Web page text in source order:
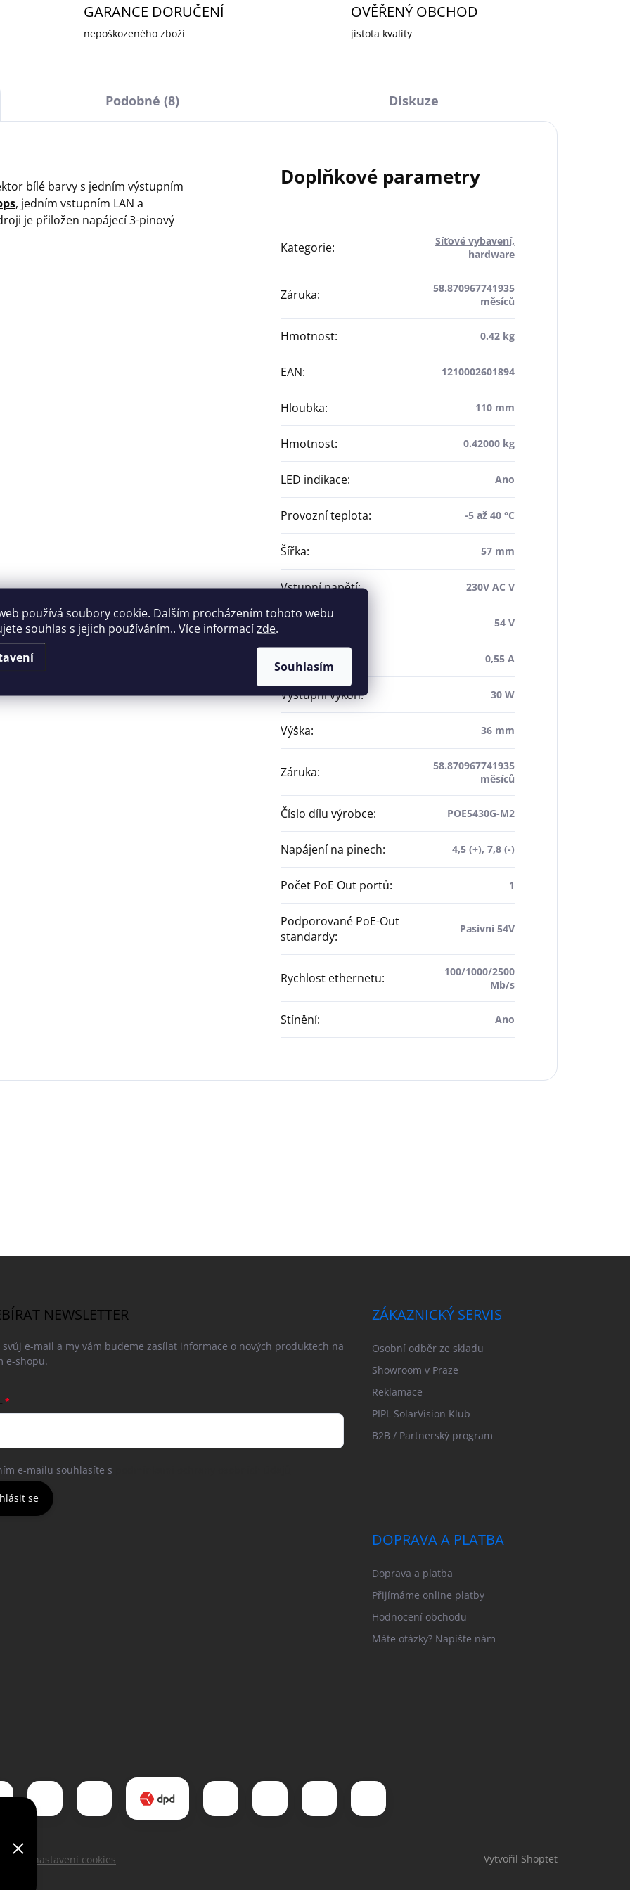
používá soubory cookie. Dalším procházením tohoto webu
souhlas s jejich používáním.. Více informacízde.
Souhlasím
GARANCE DORUČENÍ
nepoškozeného zboží
OVĚŘENÝ OBCHOD
jistota kvality
Podobné (8) Diskuze
bílé barvy s jedním výstupním
, jedním vstupním LAN a
je přiložen napájecí 3-pinový
Doplňkové parametry
Kategorie:
Síťové vybavení,
hardware
Záruka:
58.870967741935
měsíců
Hmotnost: 0.42 kg
EAN: 1210002601894
Hloubka: 110 mm
Hmotnost: 0.42000 kg
LED indikace: Ano
Provozní teplota: -5 až 40 °C
Šířka: 57 mm
Vstupní napětí: 230V AC V
54 V
Výstupní proud 0,55 A
Výstupní výkon: 30 W
Výška: 36 mm
Záruka:
58.870967741935
měsíců
Číslo dílu výrobce: POE5430G-M2
Napájení na pinech: 4,5 (+), 7,8 (-)
Počet PoE Out portů: 1
Podporované PoE-Out
standardy:
Pasivní 54V
Rychlost ethernetu:
100/1000/2500
Mb/s
Stínění: Ano
NEWSLETTER
svůj e-mail a my vám budeme zasílat informace o nových produktech na
e-shopu.
e-mailu souhlasíte s
se
ZÁKAZNICKÝ SERVIS
Osobní odběr ze skladu
Showroom v Praze
Reklamace
PIPL SolarVision Klub
B2B / Partnerský program
DOPRAVA A PLATBA
Doprava a platba
Přijímáme online platby
Hodnocení obchodu
Máte otázky? Napište nám
Vytvořil Shoptet
nastavení cookies